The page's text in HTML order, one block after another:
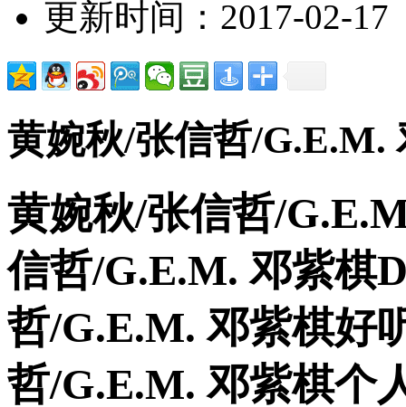
更新时间：2017-02-17
黄婉秋/张信哲/G.E.M.
黄婉秋/张信哲/
信哲/G.E.M. 邓紫棋
哲/G.E.M. 邓紫棋好
哲/G.E.M. 邓紫棋个